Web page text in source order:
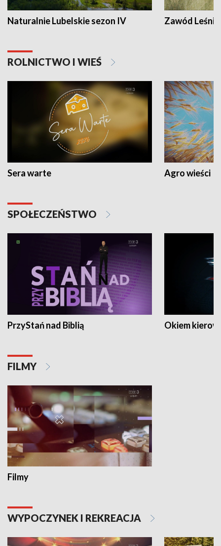
Naturalnie Lubelskie sezon IV Zawód Leśnik
ROLNICTWO I WIEŚ
Sera warte Agro wieści
SPOŁECZEŃSTWO
PrzyStań nad Biblią Okiem
FILMY
Filmy
WYPOCZYNEK I REKREACJA